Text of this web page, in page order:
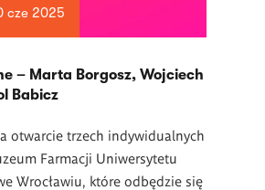
cze 2025
– Marta Borgosz, Wojciech
Babicz
otwarcie trzech indywidualnych
Farmacji Uniwersytetu
Wrocławiu, które odbędzie się